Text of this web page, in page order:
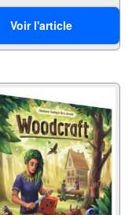
Voir l'article